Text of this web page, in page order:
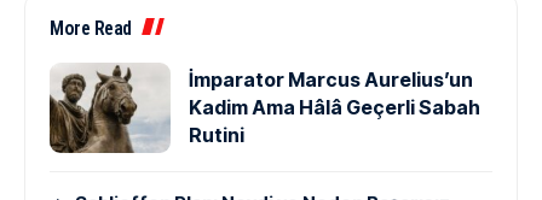
More Read
İmparator Marcus Aurelius’un
Kadim Ama Hâlâ Geçerli Sabah
Rutini